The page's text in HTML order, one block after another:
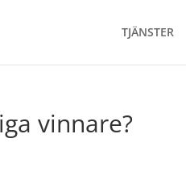
TJÄNSTER
vinnare?